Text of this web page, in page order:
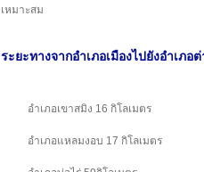
เหมาะสม
ระยะทางจากอำเภอเมืองไปยังอำเภอต่
อำเภอเขาสมิง 16 กิโลเมตร
อำเภอแหลมงอบ 17 กิโลเมตร